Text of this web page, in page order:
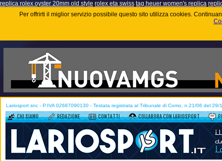
replica rolex oyster 20mm old style rolex eta swiss tag heuer women's replica
Per offrirti il miglior servizio possibile questo sito utilizza cookies.
Lariosport snc - P.IVA 02687090130 - Testata registrata al Tribunale di Como, n.21/06 del 29/
CHI SIAMO REDAZIONE CONTATTI COLLABORA CON LARIOSPORT